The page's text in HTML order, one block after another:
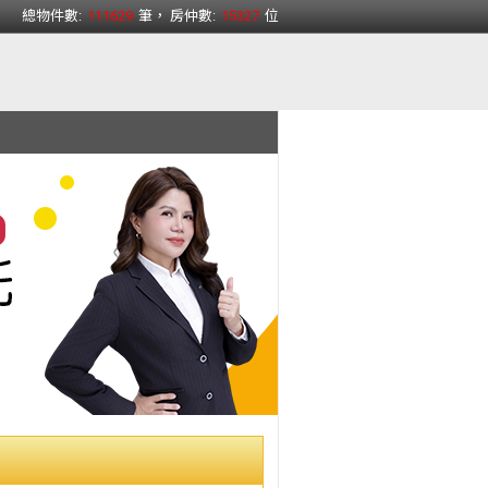
總物件數: 111629 筆， 房仲數: 15327 位